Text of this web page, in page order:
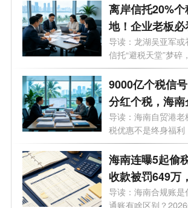
离岸信托20%
地！企业老板
节都要交税，
么补？
导读：龙湖吴亚军
信托“避税天堂”梦碎
办...
9000亿个税信
分红个税，海
再靠“侥幸”做账
导读：海南自贸港
税优惠不是终身福利
额补税...
海南连曝5起偷
收款被罚649万
起查吗？海南
导读：海南合规账
通账有啥区别？